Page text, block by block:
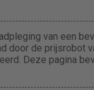
van een
door de prijsrobot
Deze pagina